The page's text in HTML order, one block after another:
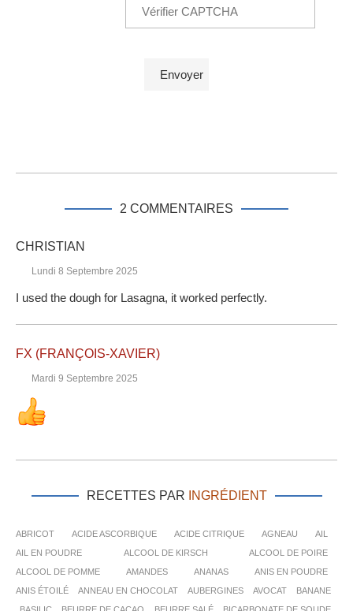
2 COMMENTAIRES
CHRISTIAN
Lundi 8 Septembre 2025
I used the dough for Lasagna, it worked perfectly.
FX (FRANÇOIS-XAVIER)
Mardi 9 Septembre 2025
RECETTES PAR INGRÉDIENT
ABRICOT ACIDE ASCORBIQUE ACIDE CITRIQUE AGNEAU
AIL
AIL EN POUDRE
ALCOOL DE KIRSCH
ALCOOL DE POIRE
ALCOOL DE POMME
AMANDES ANANAS
ANIS EN POUDRE
ANIS ÉTOILÉ
ANNEAU EN CHOCOLAT AUBERGINES AVOCAT
BANANE